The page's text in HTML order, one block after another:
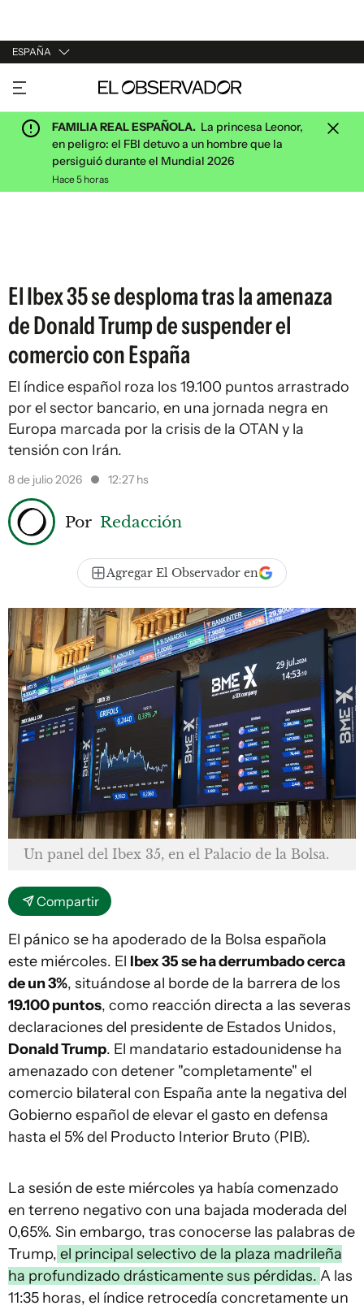
ESPAÑA
URUGUAY
ARGENTINA
ESPAÑA
ESTADOS UNIDOS
FAMILIA REAL ESPAÑOLA. La princesa Leonor,
en peligro: el FBI detuvo a un hombre que la
persiguió durante el Mundial 2026
Hace 5 horas
El Ibex 35 se desploma tras la amenaza
de Donald Trump de suspender el
comercio con España
El índice español roza los 19.100 puntos arrastrado
por el sector bancario, en una jornada negra en
Europa marcada por la crisis de la OTAN y la
tensión con Irán.
8 de julio 2026 12:27 hs
Por Redacción
Agregar El Observador en
Un panel del Ibex 35, en el Palacio de la Bolsa.
Compartir
El pánico se ha apoderado de la Bolsa española
este miércoles. El Ibex 35 se ha derrumbado cerca
de un 3%, situándose al borde de la barrera de los
19.100 puntos, como reacción directa a las severas
declaraciones del presidente de Estados Unidos,
Donald Trump. El mandatario estadounidense ha
amenazado con detener "completamente" el
comercio bilateral con España ante la negativa del
Gobierno español de elevar el gasto en defensa
hasta el 5% del Producto Interior Bruto (PIB).
La sesión de este miércoles ya había comenzado
en terreno negativo con una bajada moderada del
0,65%. Sin embargo, tras conocerse las palabras de
Trump, el principal selectivo de la plaza madrileña
ha profundizado drásticamente sus pérdidas. A las
11:35 horas, el índice retrocedía concretamente un